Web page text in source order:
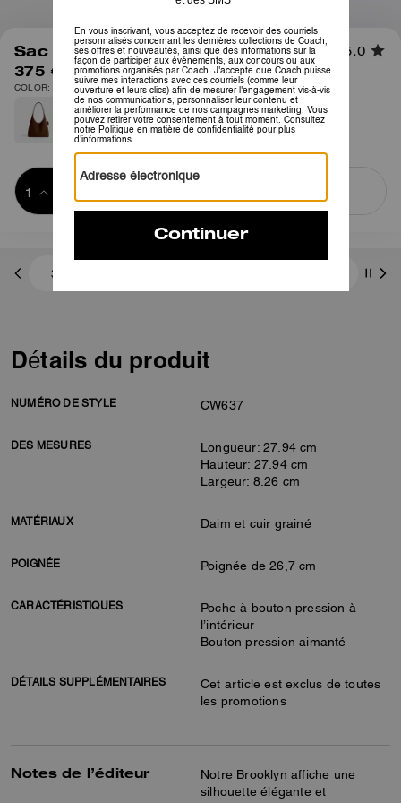
1/11
Sac Porté Épaule Brooklyn 28 5.0
375 €
COLOR: Laiton/Chocolat foncé
panier
3 paiements de 125,00 € à 0 % d'intérêt avec
Détails du produit
NUMÉRO DE STYLE CW637
DES MESURES
Longueur: 27.94 cm
Hauteur: 27.94 cm
Largeur: 8.26 cm
MATÉRIAUX Daim et cuir grainé
POIGNÉE Poignée de 26,7 cm
CARACTÉRISTIQUES
Poche à bouton pression à
l’intérieur
Bouton pression aimanté
DÉTAILS SUPPLÉMENTAIRES
Cet article est exclus de toutes
les promotions
Notes de l’éditeur
Notre Brooklyn affiche une
silhouette élégante et